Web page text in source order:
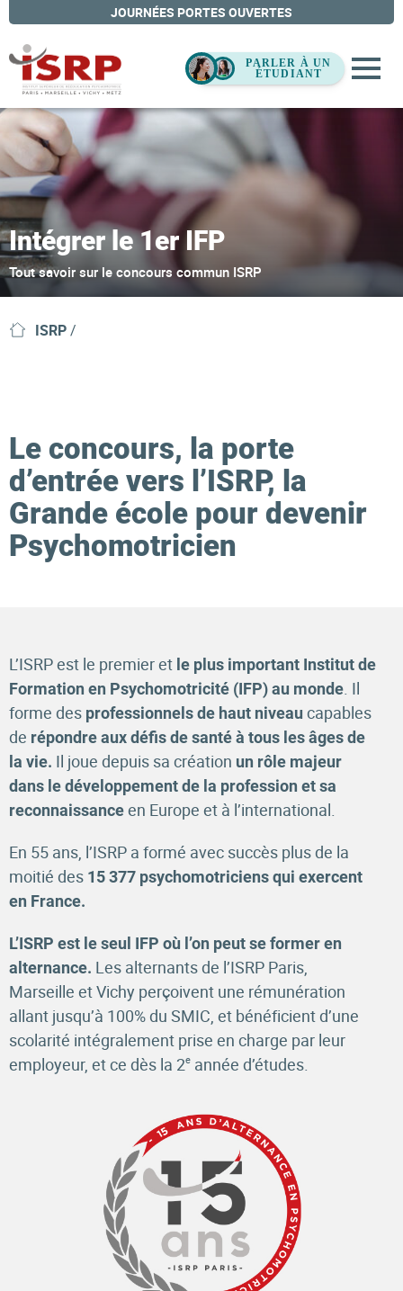
JOURNÉES PORTES OUVERTES
Intégrer le 1er IFP
Tout savoir sur le concours commun ISRP
ISRP/
Le concours, la porte
d’entrée vers l’ISRP, la
Grande école pour devenir
Psychomotricien
L’ISRP est le premier et le plus important Institut de
Formation en Psychomotricité (IFP) au monde. Il
forme des professionnels de haut niveau capables
de répondre aux défis de santé à tous les âges de
la vie. Il joue depuis sa création un rôle majeur
dans le développement de la profession et sa
reconnaissanceen Europe et à l’international.
En 55 ans, l’ISRP a formé avec succès plus de la
moitié des 15 377 psychomotriciens qui exercent
en France.
L’ISRP est le seul IFP où l’on peut se former en
alternance. Les alternants de l’ISRP Paris,
Marseille et Vichy perçoivent une rémunération
allant jusqu’à 100% du SMIC, et bénéficient d’une
scolarité intégralement prise en charge par leur
employeur, et ce dès la 2e année d’études.